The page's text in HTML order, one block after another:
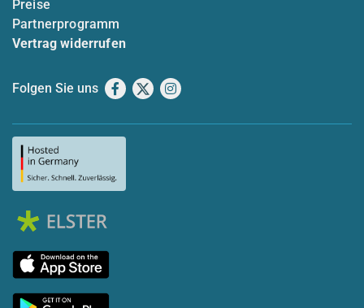
Preise
Partnerprogramm
Vertrag widerrufen
Folgen Sie uns Facebook
X Instagram